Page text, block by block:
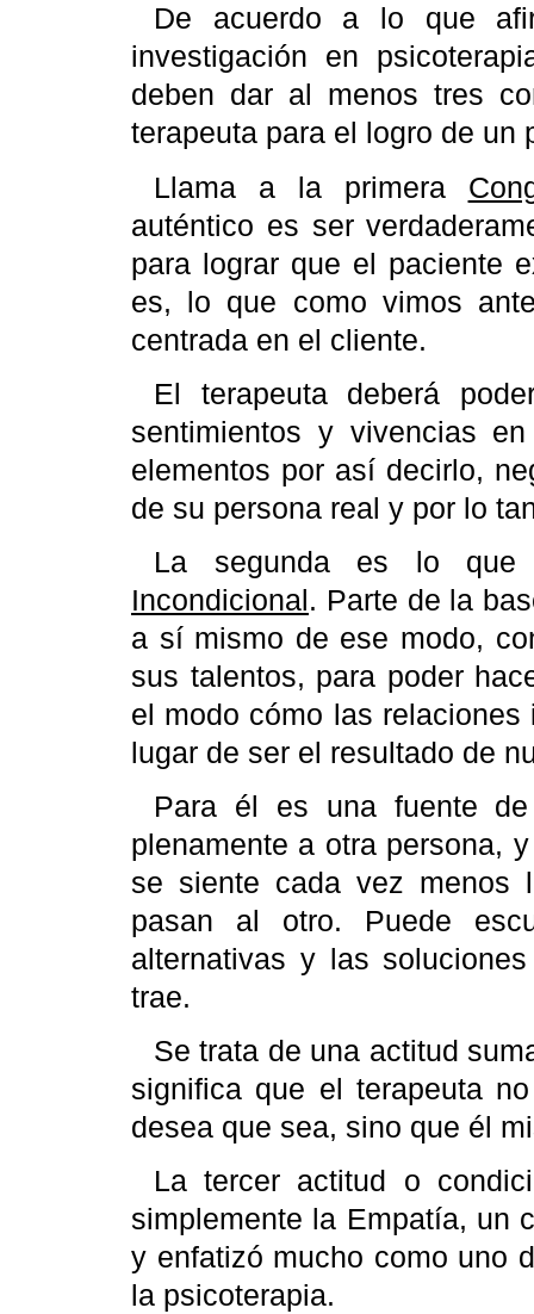
De acuerdo a lo que
investigación en
deben dar al menos tres
terapeuta para el logro de un
Llama a la primera
auténtico es ser
para lograr que el paciente
es, lo que como vimos
centrada en el cliente.
El terapeuta deberá
sentimientos y vivencias
elementos por así decirlo,
de su persona real y por lo
La segunda es lo
Incondicional. Parte de la
a sí mismo de ese modo,
sus talentos, para poder
el modo cómo las
lugar de ser el resultado de
Para él es una fuente
plenamente a otra persona,
se siente cada vez menos
pasan al otro. Puede
alternativas y las
trae.
Se trata de una actitud
significa que el terapeuta
desea que sea, sino que él
La tercer actitud o
simplemente la Empatía, un
y enfatizó mucho como uno
la psicoterapia.